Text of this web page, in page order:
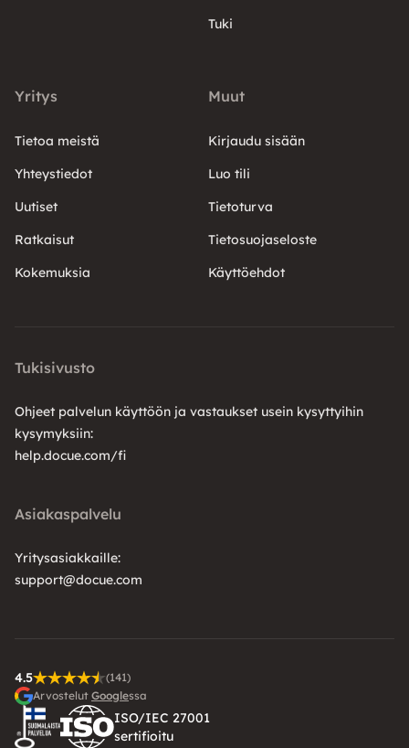
Tuki
Yritys
Tietoa meistä
Yhteystiedot
Uutiset
Ratkaisut
Kokemuksia
Muut
Kirjaudu sisään
Luo tili
Tietoturva
Tietosuojaseloste
Käyttöehdot
Tukisivusto
Ohjeet palvelun käyttöön ja vastaukset usein kysyttyihin
kysymyksiin:
help.docue.com/fi
Asiakaspalvelu
Yritysasiakkaille:
support@docue.com
4.5
(141)
Arvostelut Googlessa
ISO/IEC 27001
sertifioitu